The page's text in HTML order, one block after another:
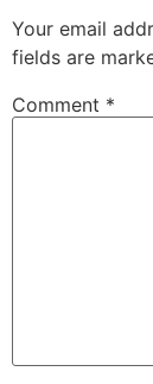
Your email
fields are
Comment *